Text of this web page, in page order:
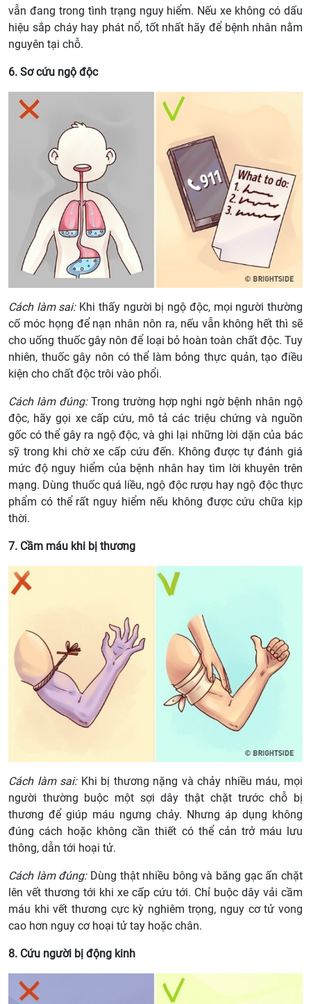
vẫn đang trong tình trạng nguy hiểm. Nếu xe không có dấu
hiệu sắp cháy hay phát nổ, tốt nhất hãy để bệnh nhân nằm
nguyên tại chỗ.
6. Sơ cứu ngộ độc
Cách làm sai: Khi thấy người bị ngộ độc, mọi người thường
cố móc họng để nạn nhân nôn ra, nếu vẫn không hết thì sẽ
cho uống thuốc gây nôn để loại bỏ hoàn toàn chất độc. Tuy
nhiên, thuốc gây nôn có thể làm bỏng thực quản, tạo điều
kiện cho chất độc trôi vào phổi.
Cách làm đúng:Trong trường hợp nghi ngờ bệnh nhân ngộ
độc, hãy gọi xe cấp cứu, mô tả các triệu chứng và nguồn
gốc có thể gây ra ngộ độc, và ghi lại những lời dặn của bác
sỹ trong khi chờ xe cấp cứu đến. Không được tự đánh giá
mức độ nguy hiểm của bệnh nhân hay tìm lời khuyên trên
mạng. Dùng thuốc quá liều, ngộ độc rượu hay ngộ độc thực
phẩm có thể rất nguy hiểm nếu không được cứu chữa kịp
thời.
7. Cầm máu khi bị thương
Cách làm sai: Khi bị thương nặng và chảy nhiều máu, mọi
người thường buộc một sợi dây thật chặt trước chỗ bị
thương để giúp máu ngưng chảy. Nhưng áp dụng không
đúng cách hoặc không cần thiết có thể cản trở máu lưu
thông, dẫn tới hoại tử.
Cách làm đúng:Dùng thật nhiều bông và băng gạc ấn chặt
lên vết thương tới khi xe cấp cứu tới. Chỉ buộc dây vải cầm
máu khi vết thương cực kỳ nghiêm trọng, nguy cơ tử vong
cao hơn nguy cơ hoại tử tay hoặc chân.
8. Cứu người bị động kinh